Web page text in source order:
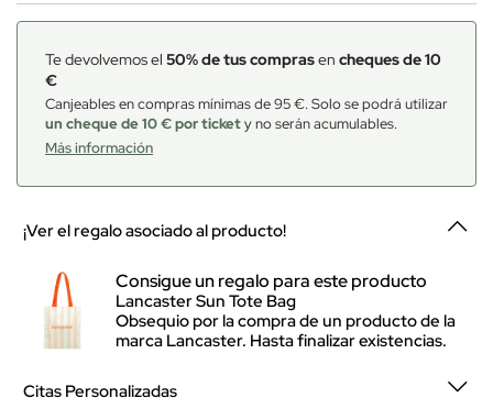
Te devolvemos el 50% de tus comprasen cheques de 10
€
Canjeables en compras mínimas de 95 €. Solo se podrá utilizar
un cheque de 10 € por tickety no serán acumulables.
Más información
¡Ver el regalo asociado al producto!
Consigue un regalo para este producto
Lancaster Sun Tote Bag
Obsequio por la compra de un producto de la
marca Lancaster. Hasta finalizar existencias.
Citas Personalizadas